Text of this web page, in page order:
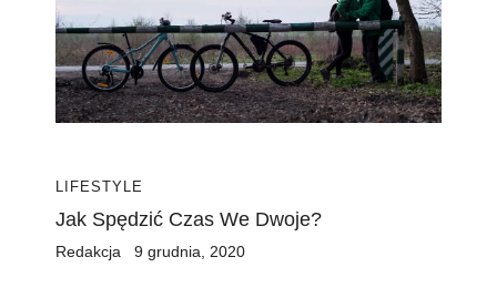
LIFESTYLE
Jak Spędzić Czas We Dwoje?
Redakcja 9 grudnia, 2020